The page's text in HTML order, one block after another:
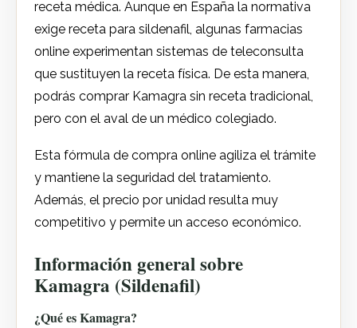
receta médica. Aunque en España la normativa
exige receta para sildenafil, algunas farmacias
online experimentan sistemas de teleconsulta
que sustituyen la receta física. De esta manera,
podrás comprar Kamagra sin receta tradicional,
pero con el aval de un médico colegiado.
Esta fórmula de compra online agiliza el trámite
y mantiene la seguridad del tratamiento.
Además, el precio por unidad resulta muy
competitivo y permite un acceso económico.
Información general sobre
Kamagra (Sildenafil)
¿Qué es Kamagra?